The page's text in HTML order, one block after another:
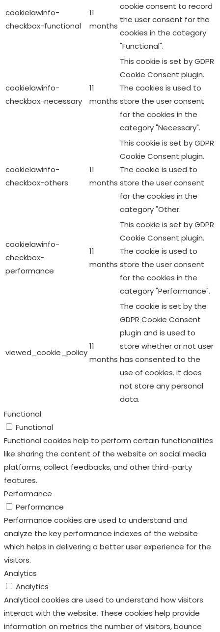
cookielawinfo-
checkbox-functional
11
months
cookie consent to record
the user consent for the
cookies in the category
"Functional".
cookielawinfo-
checkbox-necessary
11
months
This cookie is set by GDPR
Cookie Consent plugin.
The cookies is used to
store the user consent
for the cookies in the
category "Necessary".
cookielawinfo-
checkbox-others
11
months
This cookie is set by GDPR
Cookie Consent plugin.
The cookie is used to
store the user consent
for the cookies in the
category "Other.
cookielawinfo-
checkbox-
performance
11
months
This cookie is set by GDPR
Cookie Consent plugin.
The cookie is used to
store the user consent
for the cookies in the
category "Performance".
viewed_cookie_policy
11
months
The cookie is set by the
GDPR Cookie Consent
plugin and is used to
store whether or not user
has consented to the
use of cookies. It does
not store any personal
data.
Functional
Functional
Functional cookies help to perform certain functionalities
like sharing the content of the website on social media
platforms, collect feedbacks, and other third-party
features.
Performance
Performance
Performance cookies are used to understand and
analyze the key performance indexes of the website
which helps in delivering a better user experience for the
visitors.
Analytics
Analytics
Analytical cookies are used to understand how visitors
interact with the website. These cookies help provide
information on metrics the number of visitors, bounce